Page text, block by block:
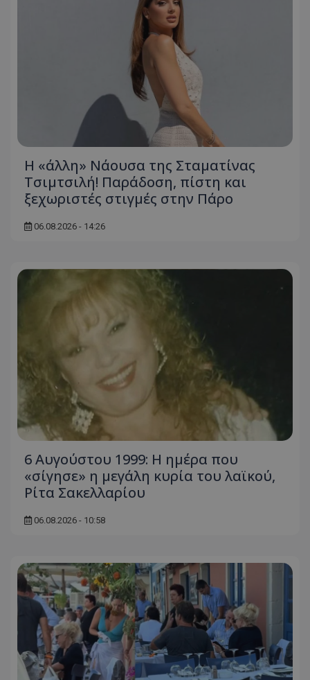
Η «άλλη» Νάουσα της Σταματίνας
Τσιμτσιλή! Παράδοση, πίστη και
ξεχωριστές στιγμές στην Πάρο
06.08.2026 - 14:26
6 Αυγούστου 1999: Η ημέρα που
«σίγησε» η μεγάλη κυρία του λαϊκού,
Ρίτα Σακελλαρίου
06.08.2026 - 10:58